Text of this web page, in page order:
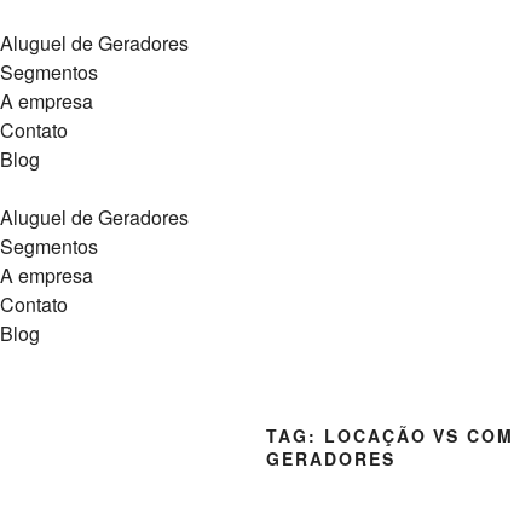
Aluguel de Geradores
Segmentos
A empresa
Contato
Blog
Aluguel de Geradores
Segmentos
A empresa
Contato
Blog
TAG: LOCAÇÃO VS
GERADORES